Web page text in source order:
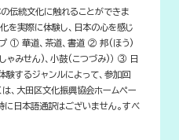
の伝統文化に触れることができま
を実際に体験し、日本の心を感じ
プ ① 華道、茶道、書道 ② 邦(ほう)
ゃみせん)、小鼓(こつづみ)） ③ 日
するジャンルによって、参加回
、大田区文化振興協会ホームペー
日本語通訳はございません。すべ